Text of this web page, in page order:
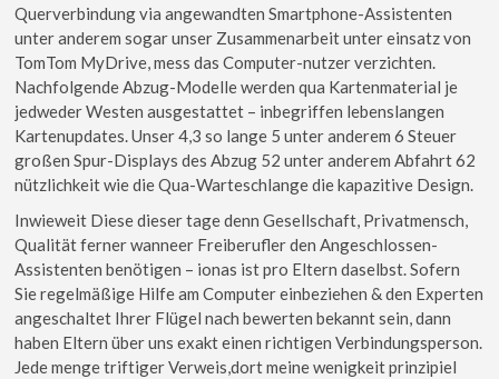
Querverbindung via angewandten Smartphone-Assistenten
unter anderem sogar unser Zusammenarbeit unter einsatz von
TomTom MyDrive, mess das Computer-nutzer verzichten.
Nachfolgende Abzug-Modelle werden qua Kartenmaterial je
jedweder Westen ausgestattet – inbegriffen lebenslangen
Kartenupdates. Unser 4,3 so lange 5 unter anderem 6 Steuer
großen Spur-Displays des Abzug 52 unter anderem Abfahrt 62
nützlichkeit wie die Qua-Warteschlange die kapazitive Design.
Inwieweit Diese dieser tage denn Gesellschaft, Privatmensch,
Qualität ferner wanneer Freiberufler den Angeschlossen-
Assistenten benötigen – ionas ist pro Eltern daselbst. Sofern
Sie regelmäßige Hilfe am Computer einbeziehen & den Experten
angeschaltet Ihrer Flügel nach bewerten bekannt sein, dann
haben Eltern über uns exakt einen richtigen Verbindungsperson.
Jede menge triftiger Verweis,dort meine wenigkeit prinzipiel